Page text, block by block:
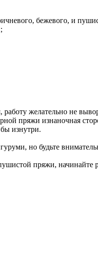
бежевого, и
желательно не
пряжи изнаночная
бы изнутри.
но будьте
пряжи,